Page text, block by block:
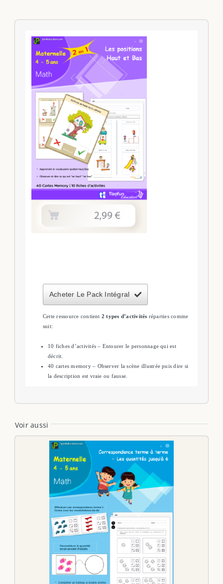
Acheter Le Pack Intégral
Cette ressource contient 2 types d’activités réparties comme
suit:
10 fiches d’activités – Entourer le personnage qui est
décrit.
40 cartes memory – Observer la scène illustrée puis dire si
la description est vraie ou fausse.
Voir aussi